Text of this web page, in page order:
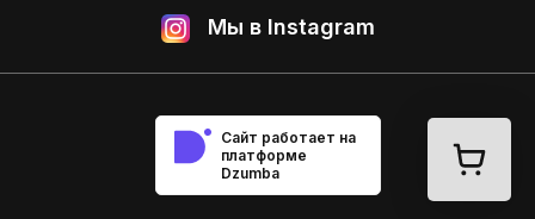
Мы в Instagram
Сайт работает на
платформе
Dzumba